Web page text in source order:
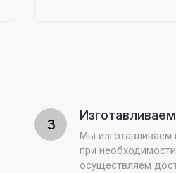
3
Изготавливаем
Мы изготавливаем
при необходимости
осуществляем